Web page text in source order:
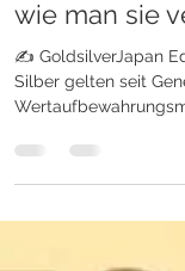
🛑 5
die Anfänger
in
wie man sie
✍️ GoldsilverJapan